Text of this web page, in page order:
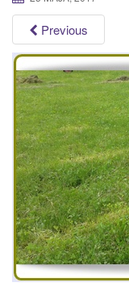
Previous